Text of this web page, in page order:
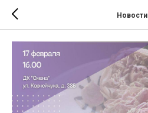
Новости